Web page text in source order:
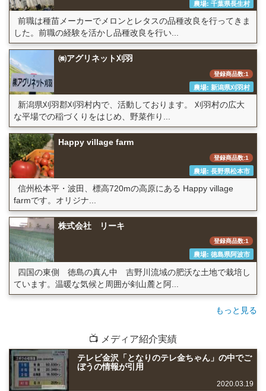
農場: 千葉県長生村
前職は種苗メーカーでメロンとレタスの品種改良を行ってきま
した。前職の経験を活かし品種改良を行い...
㈱アグリネット刈羽
登録商品数:1
農場: 新潟県刈羽村
新潟県刈羽郡刈羽村内で、活動しております。 刈羽村の広大
な平場での稲づくりをはじめ、野菜作り...
Happy village farm
登録商品数:1
農場: 長野県松本市
信州松本平・波田、標高720mの高原にある Happy village
farmです。オリジナ...
株式会社 リーキ
登録商品数:1
農場: 徳島県阿波市
四国の東側 徳島の真ん中 吉野川流域の肥沃な土地で栽培し
ています。温暖な気候と周囲が剣山麓と阿...
もっと見る
📺 メディア紹介実績
テレビ金沢「となりのテレ金ちゃん」の中でご
ぼうの情報が引用
2020.03.19